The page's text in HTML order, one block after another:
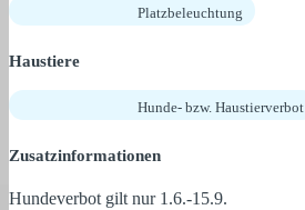
Platzbeleuchtung
Haustiere
Hunde- bzw. Haustierverbot
Zusatzinformationen
Hundeverbot gilt nur 1.6.-15.9.